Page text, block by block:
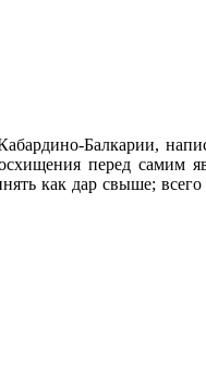
Балкарии,
перед самим
как дар свыше;